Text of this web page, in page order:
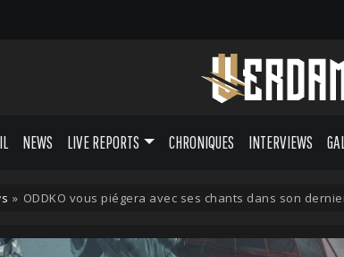
NEWS LIVE REPORTS CHRONIQUES INTERVIEWS
» ODDKO vous piégera avec ses chants dans son